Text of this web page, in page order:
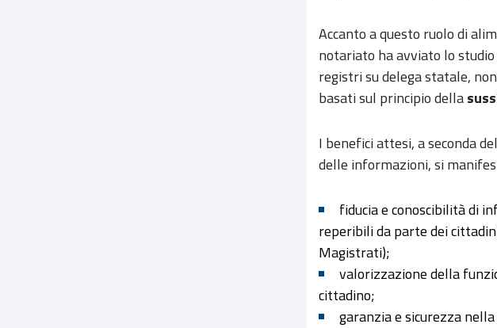
Accanto a questo ruolo di
notariato ha avviato lo
registri su delega statale,
basati sul principio della
I benefici attesi, a seconda
delle informazioni, si
fiducia e conoscibilità di
reperibili da parte dei
Magistrati);
valorizzazione della
cittadino;
garanzia e sicurezza